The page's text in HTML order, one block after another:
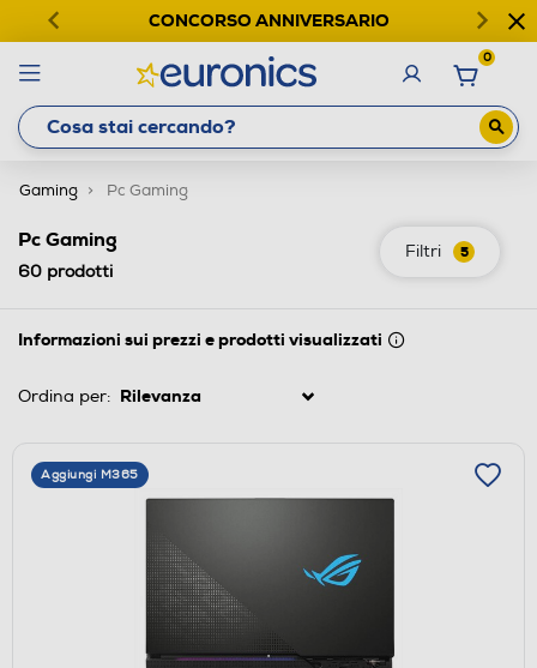
CONCORSO ANNIVERSARIO
0
Gaming Pc Gaming
Filtri 5
Pc Gaming
60 prodotti
Informazioni sui prezzi e prodotti visualizzati
Ordina per:
Aggiungi M365